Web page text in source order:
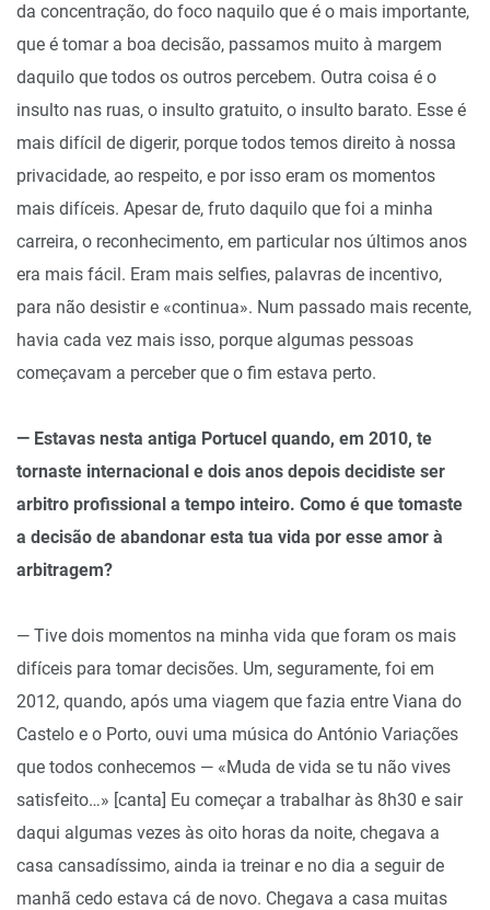
da concentração, do foco naquilo que é o mais importante,
que é tomar a boa decisão, passamos muito à margem
daquilo que todos os outros percebem. Outra coisa é o
insulto nas ruas, o insulto gratuito, o insulto barato. Esse é
mais difícil de digerir, porque todos temos direito à nossa
privacidade, ao respeito, e por isso eram os momentos
mais difíceis. Apesar de, fruto daquilo que foi a minha
carreira, o reconhecimento, em particular nos últimos anos
era mais fácil. Eram mais selfies, palavras de incentivo,
para não desistir e «continua». Num passado mais recente,
havia cada vez mais isso, porque algumas pessoas
começavam a perceber que o fim estava perto.
— Estavas nesta antiga Portucel quando, em 2010, te
tornaste internacional e dois anos depois decidiste ser
arbitro profissional a tempo inteiro. Como é que tomaste
a decisão de abandonar esta tua vida por esse amor à
arbitragem?
— Tive dois momentos na minha vida que foram os mais
difíceis para tomar decisões. Um, seguramente, foi em
2012, quando, após uma viagem que fazia entre Viana do
Castelo e o Porto, ouvi uma música do António Variações
que todos conhecemos — «Muda de vida se tu não vives
satisfeito…» [canta] Eu começar a trabalhar às 8h30 e sair
daqui algumas vezes às oito horas da noite, chegava a
casa cansadíssimo, ainda ia treinar e no dia a seguir de
manhã cedo estava cá de novo. Chegava a casa muitas